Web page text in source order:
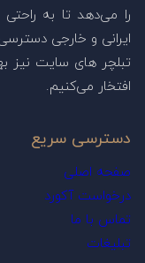
را می‌دهد تا به
ایرانی و خارجی
تبلچر های سایت نیز
افتخار می‌کنیم.
دسترسی سریع
صفحه اصلی
درخواست آکورد
تماس با ما
تبلیغات